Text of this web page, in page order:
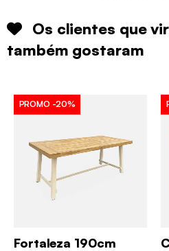
Os clientes que
também gostaram
PROMO -20%
Fortaleza 190cm